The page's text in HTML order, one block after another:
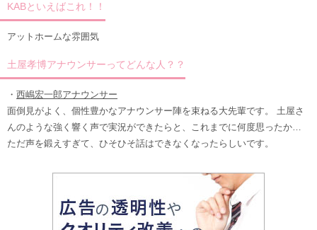
KABといえばこれ！！
アットホームな雰囲気
土屋孝博アナウンサーってどんな人？？
・ 西嶋宏一郎アナウンサー
面倒見がよく、個性豊かなアナウンサー陣を束ねる大先輩です。 土屋さ
んのような強く響く声で実況ができたらと、これまでに何度思ったか…
ただ声を鍛えすぎて、ひそひそ話はできなくなったらしいです。